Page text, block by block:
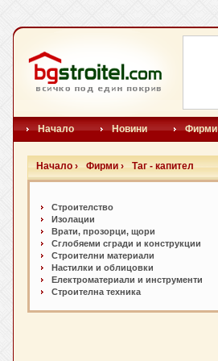
Начало Новини Фирми
Начало › Фирми › Таг - капител
Строителство
Изолации
Врати, прозорци, щори
Сглобяеми сгради и конструкции
Строителни материали
Настилки и oблицовки
Електроматериали и инструменти
Строителна техника